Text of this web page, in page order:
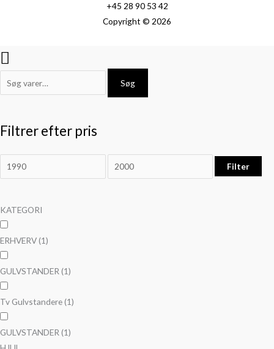
+45 28 90 53 42
Copyright © 2026
Søg
Filtrer efter pris
Filter
KATEGORI
ERHVERV(1)
GULVSTANDER (1)
Tv Gulvstandere(1)
GULVSTANDER (1)